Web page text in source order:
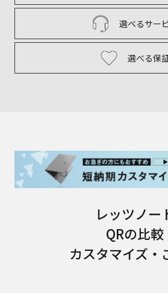
選べるサー
選べる保
レッツノー
QRの比較
カスタマイズ・